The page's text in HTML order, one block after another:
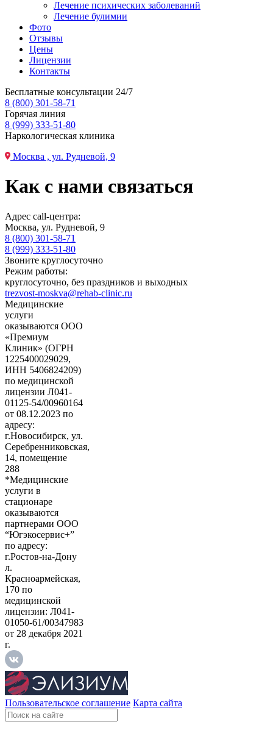
Лечение психических заболеваний
Лечение булимии
Фото
Отзывы
Цены
Лицензии
Контакты
Бесплатные консультации 24/7
8 (800) 301-58-71
Горячая линия
8 (999) 333-51-80
Наркологическая клиника
Москва , ул. Рудневой, 9
Как с нами связаться
Адрес call-центра:
Москва, ул. Рудневой, 9
8 (800) 301-58-71
8 (999) 333-51-80
Звоните круглосуточно
Режим работы:
круглосуточно, без праздников и выходных
trezvost-moskva@rehab-clinic.ru
Медицинские
услуги
оказываются ООО
«Премиум
Клиник» (ОГРН
1225400029029,
ИНН 5406824209)
по медицинской
лицензии Л041-
01125-54/00960164
от 08.12.2023 по
адресу:
г.Новосибирск, ул.
Серебренниковская,
14, помещение
288
*Медицинские
услуги в
стационаре
оказываются
партнерами ООО
“Югэкосервис+”
по адресу:
г.Ростов-на-Дону
л.
Красноармейская,
170 по
медицинской
лицензии: Л041-
01050-61/00347983
от 28 декабря 2021
г.
Пользовательское соглашение Карта сайта